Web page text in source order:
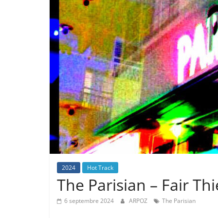
2024 Hot Track
The Parisian – Fair
6 septembre 2024 ARPOZ The Parisian